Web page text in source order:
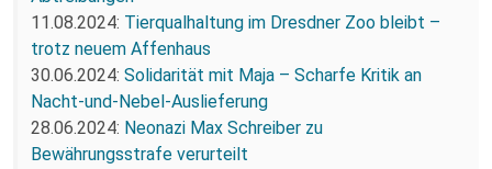
11.08.2024: Tierqualhaltung im Dresdner Zoo bleibt –
trotz neuem Affenhaus
30.06.2024: Solidarität mit Maja – Scharfe Kritik an
Nacht-und-Nebel-Auslieferung
28.06.2024: Neonazi Max Schreiber zu
Bewährungsstrafe verurteilt